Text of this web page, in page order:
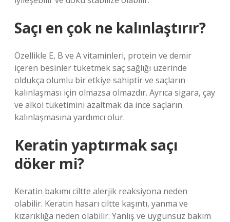
Saçı en çok ne kalınlaştırır?
Özellikle E, B ve A vitaminleri, protein ve demir
içeren besinler tüketmek saç sağlığı üzerinde
oldukça olumlu bir etkiye sahiptir ve saçların
kalınlaşması için olmazsa olmazdır. Ayrıca sigara, çay
ve alkol tüketimini azaltmak da ince saçların
kalınlaşmasına yardımcı olur.
Keratin yaptırmak saçı
döker mi?
Keratin bakımı ciltte alerjik reaksiyona neden
olabilir. Keratin hasarı ciltte kaşıntı, yanma ve
kızarıklığa neden olabilir. Yanlış ve uygunsuz bakım